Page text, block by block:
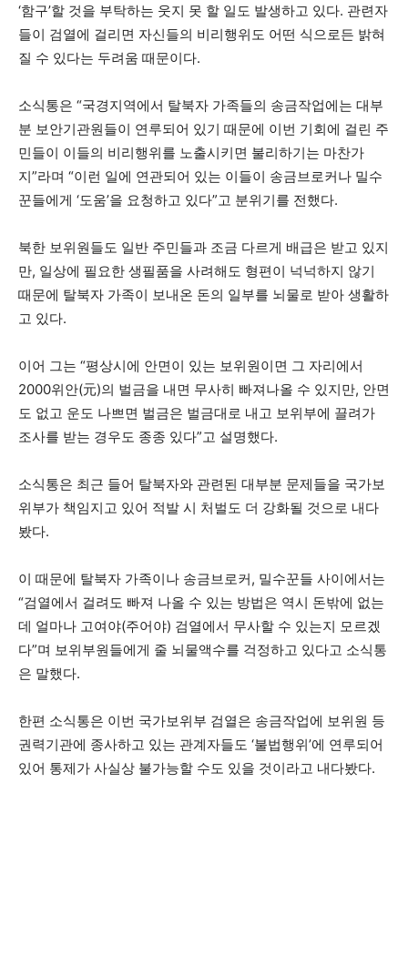
‘함구’할 것을 부탁하는 웃지 못 할 일도 발생하고 있다. 관련자
들이 검열에 걸리면 자신들의 비리행위도 어떤 식으로든 밝혀
질 수 있다는 두려움 때문이다.
소식통은 “국경지역에서 탈북자 가족들의 송금작업에는 대부
분 보안기관원들이 연루되어 있기 때문에 이번 기회에 걸린 주
민들이 이들의 비리행위를 노출시키면 불리하기는 마찬가
지”라며 “이런 일에 연관되어 있는 이들이 송금브로커나 밀수
꾼들에게 ‘도움’을 요청하고 있다”고 분위기를 전했다.
북한 보위원들도 일반 주민들과 조금 다르게 배급은 받고 있지
만, 일상에 필요한 생필품을 사려해도 형편이 넉넉하지 않기
때문에 탈북자 가족이 보내온 돈의 일부를 뇌물로 받아 생활하
고 있다.
이어 그는 “평상시에 안면이 있는 보위원이면 그 자리에서
2000위안(元)의 벌금을 내면 무사히 빠져나올 수 있지만, 안면
도 없고 운도 나쁘면 벌금은 벌금대로 내고 보위부에 끌려가
조사를 받는 경우도 종종 있다”고 설명했다.
소식통은 최근 들어 탈북자와 관련된 대부분 문제들을 국가보
위부가 책임지고 있어 적발 시 처벌도 더 강화될 것으로 내다
봤다.
이 때문에 탈북자 가족이나 송금브로커, 밀수꾼들 사이에서는
“검열에서 걸려도 빠져 나올 수 있는 방법은 역시 돈밖에 없는
데 얼마나 고여야(주어야) 검열에서 무사할 수 있는지 모르겠
다”며 보위부원들에게 줄 뇌물액수를 걱정하고 있다고 소식통
은 말했다.
한편 소식통은 이번 국가보위부 검열은 송금작업에 보위원 등
권력기관에 종사하고 있는 관계자들도 ‘불법행위’에 연루되어
있어 통제가 사실상 불가능할 수도 있을 것이라고 내다봤다.